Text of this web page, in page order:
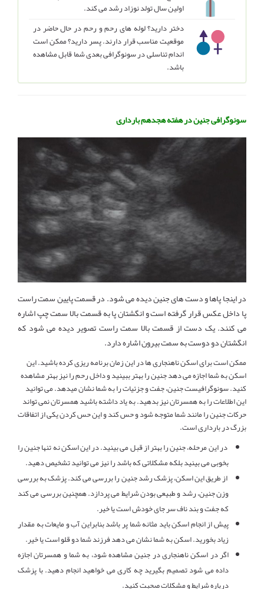
اولین سال تولد نوزاد رشد می کند.
دختر دارید؟ لوله های رحم و رحم در حال حاضر در
موقعیت مناسب قرار دارند. پسر دارید؟ ممکن است
اندام تناسلی در سونوگرافی بعدی شما قابل مشاهده
باشد.
سونوگرافی جنین در هفته هجدهم بارداری
در اینجا پاها و دست های جنین دیده می شود. در قسمت پایین سمت راست
پا داخل عکس قرار گرفته است و انگشتان پا به قسمت بالا سمت چپ اشاره
می کنند. یک دست از قسمت بالا سمت راست تصویر دیده می شود که
انگشتان دو دوست به سمت بیرون اشاره دارد.
ممکن است برای اسکن ناهنجاری ها در این زمان برنامه ریزی کرده باشید. این
اسکن به شما اجازه می دهد جنین را بهتر ببینید و داخل رحم را نیز بهتر مشاهده
کنید. سونوگرافیست جنین، جفت و جزئیات را به شما نشان میدهد. می توانید
این اطلاعات را به همسرتان نیز بدهید. به یاد داشته باشید همسرتان نمی تواند
حرکات جنین را مانند شما متوجه شود و حس کند و این حس کردن یکی از اتفاقات
بزرگ در بارداری است.
در این مرحله، جنین را بهتر از قبل می بینید. در این اسکن نه تنها جنین را
بخوبی می بینید بلکه مشکلاتی که باشد را نیز می توانید تشخیص دهید.
از طریق این اسکن، پزشک رشد جنین را بررسی می کند. پزشک به بررسی
وزن جنین، رشد و طبیعی بودن شرایط می پردازد. همچنین بررسی می کند
که جفت و بند ناف سر جای خودش است یا خیر.
پیش از انجام اسکن باید مثانه شما پر باشد بنابراین آب و مایعات به مقدار
زیاد بخورید. اسکن به شما نشان می دهد فرزند شما دو قلو است یا خیر.
اگر در اسکن ناهنجاری در جنین مشاهده شود، به شما و همسرتان اجازه
داده می شود تصمیم بگیرید چه کاری می خواهید انجام دهید. با پزشک
درباره شرایط و مشکلات صحبت کنید.